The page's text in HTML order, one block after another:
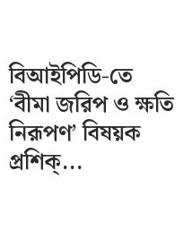
বিআইপিডি-তে
‘বীমা জরিপ ও ক্ষতি
নিরূপণ’ বিষয়ক
প্রশিক্...